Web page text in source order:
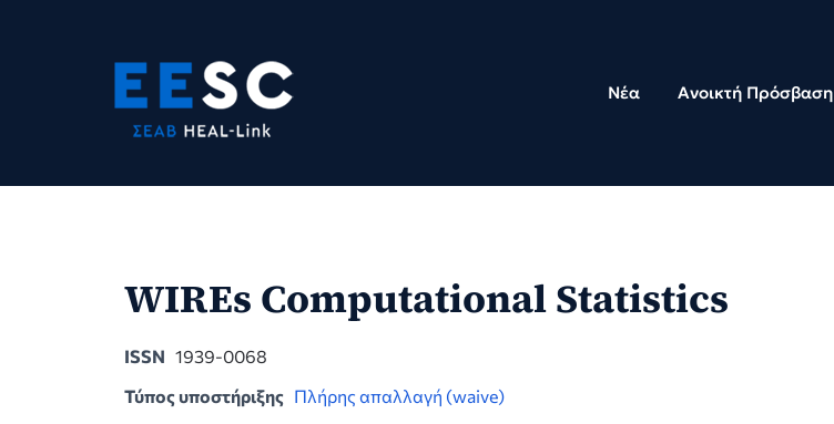
Νέα Ανοικτή Πρόσβαση
WIREs Computational Statistics
ISSN 1939-0068
Τύπος υποστήριξης Πλήρης απαλλαγή (waive)